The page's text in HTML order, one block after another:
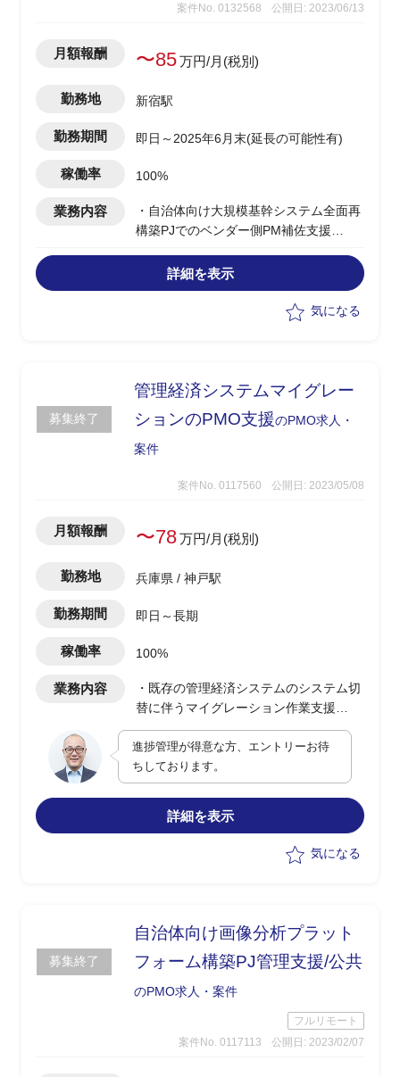
案件No. 0132568 公開日: 2023/06/13
月額報酬 〜85万円/月(税別)
勤務地 新宿駅
勤務期間 即日～2025年6月末(延長の可能性有)
稼働率 100%
業務内容
・自治体向け大規模基幹システム全面再
構築PJでのベンダー側PM補佐支援
PM補佐として参画し支援
・管理者の業務を積極的に巻き取り、1
人称で管理業務全般を推進する
ート
・当該チーム(10～30名)のPJ進捗管理、
課題管理等
詳細を表示
気になる
募集終了
管理経済システムマイグレー
ションのPMO支援のPMO求人・
案件
案件No. 0117560 公開日: 2023/05/08
月額報酬 〜78万円/月(税別)
勤務地 兵庫県 / 神戸駅
勤務期間 即日～長期
稼働率 100%
業務内容
・既存の管理経済システムのシステム切
替に伴うマイグレーション作業支援
・現状発生中のスケジュール遅延の改善
支援
・各システムにて使用されている資産の
洗い出し
・SQLの非互換調査、対応
・各々の業務処理を新システム上での動
・10名程度のチームマネジメントとPM
プ支援
・データベースの変更支援
(Oracle→PostgreSQL)
進捗管理が得意な方、エントリーお待
ちしております。
詳細を表示
気になる
募集終了
自治体向け画像分析プラット
フォーム構築PJ管理支援/公共
のPMO求人・案件
フルリモート
案件No. 0117113
公開日: 2023/02/07